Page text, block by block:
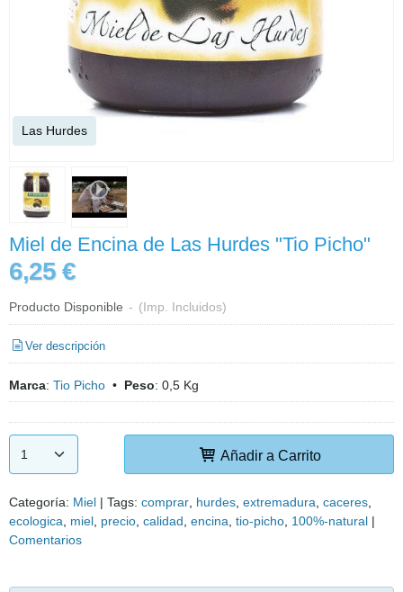
Las Hurdes
Miel de Encina de Las Hurdes "Tio Picho"
6,25 €
Producto Disponible - (Imp. Incluidos)
Ver descripción
Marca: Tio Picho • Peso: 0,5 Kg
Añadir a Carrito
Categoría: Miel | Tags: comprar hurdes extremadura caceres
ecologica miel precio calidad encina tio-picho 100%-natural |
Comentarios